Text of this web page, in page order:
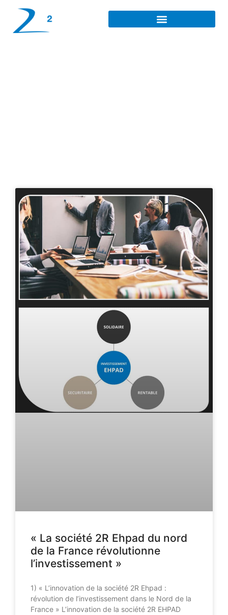
« La société 2R Ehpad du nord
de la France révolutionne
l’investissement »
1) « L’innovation de la société 2R Ehpad :
révolution de l’investissement dans le Nord de la
France » L’innovation de la société 2R EHPAD